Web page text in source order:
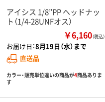
アイシス 1/8”PP ヘッドナッ
ト（1/4-28UNFオス）
￥6,160（税込）
お届け日：8月19日（水）まで
直送品
カラー・販売単位違いの商品が4商品ありま
す